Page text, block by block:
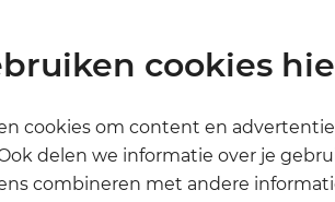
verzorging
Bedrijfsinformatie
Privacy statement
Disclaimer
cookies
cookies om content en
delen we informatie over je
combineren met andere